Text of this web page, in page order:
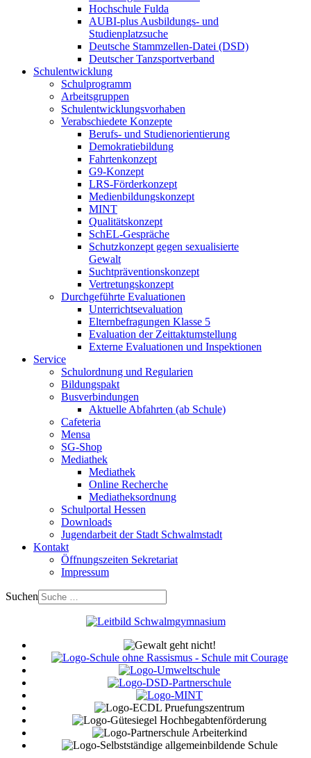
Hochschule Fulda
AUBI-plus Ausbildungs- und
Studienplatzsuche
Deutsche Stammzellen-Datei (DSD)
Deutscher Tanzsportverband
Schulentwicklung
Schulprogramm
Arbeitsgruppen
Schulentwicklungsvorhaben
Verabschiedete Konzepte
Berufs- und Studienorientierung
Demokratiebildung
Fahrtenkonzept
G9-Konzept
LRS-Förderkonzept
Medienbildungskonzept
MINT
Qualitätskonzept
SchEL-Gespräche
Schutzkonzept gegen sexualisierte
Gewalt
Suchtpräventionskonzept
Vertretungskonzept
Durchgeführte Evaluationen
Unterrichtsevaluation
Elternbefragungen Klasse 5
Evaluation der Zeittaktumstellung
Externe Evaluationen und Inspektionen
Service
Schulordnung und Regularien
Bildungspakt
Busverbindungen
Aktuelle Abfahrten (ab Schule)
Cafeteria
Mensa
SG-Shop
Mediathek
Mediathek
Online Recherche
Mediatheksordnung
Schulportal Hessen
Downloads
Jugendarbeit der Stadt Schwalmstadt
Kontakt
Öffnungszeiten Sekretariat
Impressum
Suchen